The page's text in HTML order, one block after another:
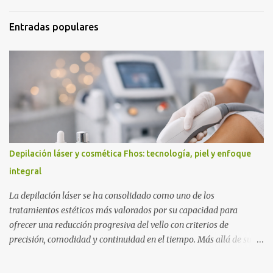
Entradas populares
Depilación láser y cosmética Fhos: tecnología, piel y enfoque
integral
La depilación láser se ha consolidado como uno de los
tratamientos estéticos más valorados por su capacidad para
ofrecer una reducción progresiva del vello con criterios de
precisión, comodidad y continuidad en el tiempo. Más allá de su